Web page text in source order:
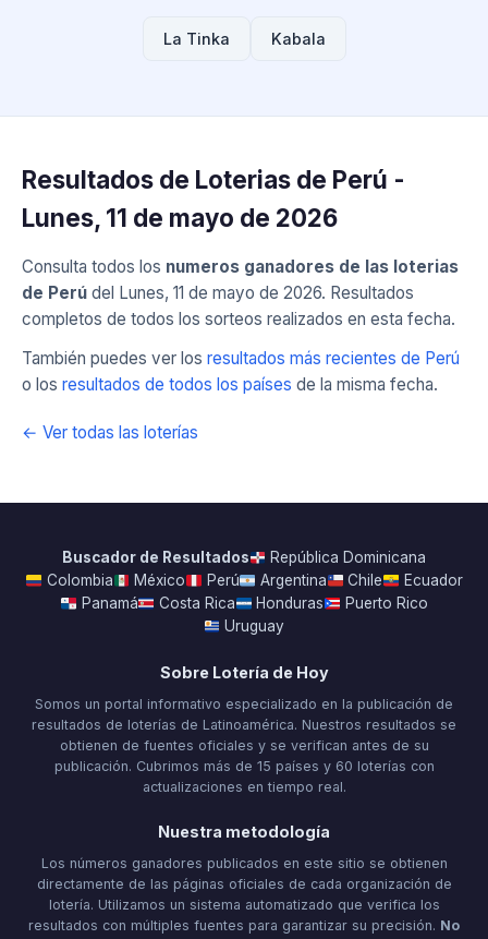
La Tinka Kabala
Resultados de Loterias de Perú -
Lunes, 11 de mayo de 2026
Consulta todos los numeros ganadores de las loterias
de Perú del Lunes, 11 de mayo de 2026. Resultados
completos de todos los sorteos realizados en esta fecha.
También puedes ver los resultados más recientes de Perú
o los resultados de todos los países de la misma fecha.
← Ver todas las loterías
Buscador de Resultados
República Dominicana
Colombia
México Perú Argentina Chile
Ecuador
Panamá
Costa Rica Honduras
Puerto Rico
Uruguay
Sobre Lotería de Hoy
Somos un portal informativo especializado en la publicación de
resultados de loterías de Latinoamérica. Nuestros resultados se
obtienen de fuentes oficiales y se verifican antes de su
publicación. Cubrimos más de 15 países y 60 loterías con
actualizaciones en tiempo real.
Nuestra metodología
Los números ganadores publicados en este sitio se obtienen
directamente de las páginas oficiales de cada organización de
lotería. Utilizamos un sistema automatizado que verifica los
resultados con múltiples fuentes para garantizar su precisión. No